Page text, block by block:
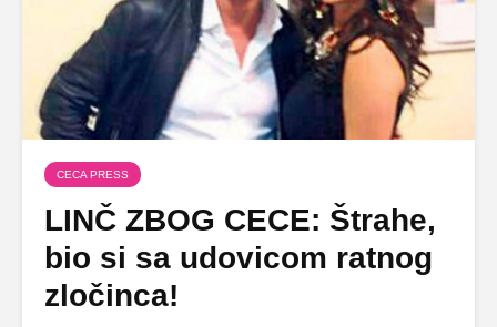
CECA PRESS
LINČ ZBOG CECE: Štrahe,
bio si sa udovicom ratnog
zločinca!